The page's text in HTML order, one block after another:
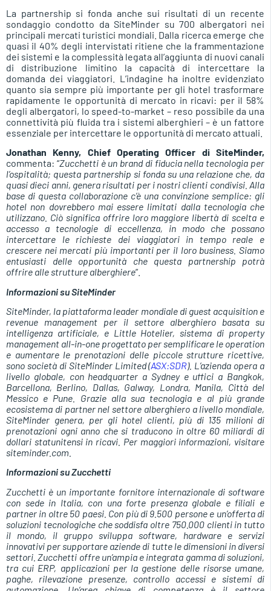
La partnership si fonda anche sui risultati di un recente
sondaggio condotto da SiteMinder su 700 albergatori nei
principali mercati turistici mondiali. Dalla ricerca emerge che
quasi il 40% degli intervistati ritiene che la frammentazione
dei sistemi e la complessità legata all’aggiunta di nuovi canali
di distribuzione limitino la capacità di intercettare la
domanda dei viaggiatori. L’indagine ha inoltre evidenziato
quanto sia sempre più importante per gli hotel trasformare
rapidamente le opportunità di mercato in ricavi: per il 58%
degli albergatori, lo speed-to-market – reso possibile da una
connettività più fluida tra i sistemi alberghieri – è un fattore
essenziale per intercettare le opportunità di mercato attuali.
Jonathan Kenny, Chief Operating Officer di SiteMinder,
commenta: “Zucchetti è un brand di fiducia nella tecnologia per
l’ospitalità; questa partnership si fonda su una relazione che, da
quasi dieci anni, genera risultati per i nostri clienti condivisi. Alla
base di questa collaborazione c’è una convinzione semplice: gli
hotel non dovrebbero mai essere limitati dalla tecnologia che
utilizzano. Ciò significa offrire loro maggiore libertà di scelta e
accesso a tecnologie di eccellenza, in modo che possano
intercettare le richieste dei viaggiatori in tempo reale e
crescere nei mercati più importanti per il loro business. Siamo
entusiasti delle opportunità che questa partnership potrà
offrire alle strutture alberghiere”.
Informazioni su SiteMinder
SiteMinder, la piattaforma leader mondiale di guest acquisition e
revenue management per il settore alberghiero basata su
intelligenza artificiale, e Little Hotelier, sistema di property
management all-in-one progettato per semplificare le operation
e aumentare le prenotazioni delle piccole strutture ricettive,
sono società di SiteMinder Limited (ASX:SDR). L’azienda opera a
livello globale, con headquarter a Sydney e uffici a Bangkok,
Barcellona, Berlino, Dallas, Galway, Londra, Manila, Città del
Messico e Pune. Grazie alla sua tecnologia e al più grande
ecosistema di partner nel settore alberghiero a livello mondiale,
SiteMinder genera, per gli hotel clienti, più di 135 milioni di
prenotazioni ogni anno che si traducono in oltre 60 miliardi di
dollari statunitensi in ricavi. Per maggiori informazioni, visitare
siteminder.com.
Informazioni su Zucchetti
Zucchetti è un importante fornitore internazionale di software
con sede in Italia, con una forte presenza globale e filiali e
partner in oltre 50 paesi. Con più di 9.500 persone e un’offerta di
soluzioni tecnologiche che soddisfa oltre 750.000 clienti in tutto
il mondo, il gruppo sviluppa software, hardware e servizi
innovativi per supportare aziende di tutte le dimensioni in diversi
settori. Zucchetti offre un’ampia e integrata gamma di soluzioni,
tra cui ERP, applicazioni per la gestione delle risorse umane,
paghe, rilevazione presenze, controllo accessi e sistemi di